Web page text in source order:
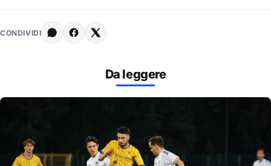
CONDIVIDI
Da leggere